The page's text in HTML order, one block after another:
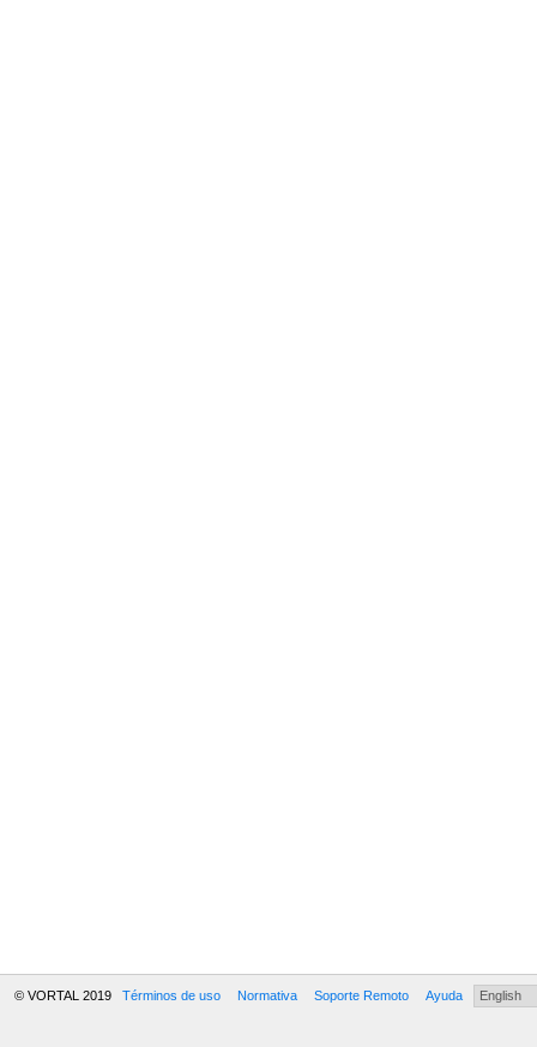
© VORTAL 2019 Términos de uso Normativa Soporte Remoto Ayuda